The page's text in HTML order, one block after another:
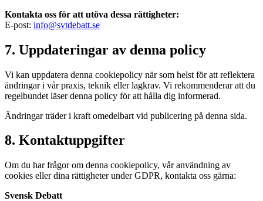
Kontakta oss för att utöva dessa rättigheter:
E-post: info@svtdebatt.se
7. Uppdateringar av denna policy
Vi kan uppdatera denna cookiepolicy när som helst för att reflektera
ändringar i vår praxis, teknik eller lagkrav. Vi rekommenderar att du
regelbundet läser denna policy för att hålla dig informerad.
Ändringar träder i kraft omedelbart vid publicering på denna sida.
8. Kontaktuppgifter
Om du har frågor om denna cookiepolicy, vår användning av
cookies eller dina rättigheter under GDPR, kontakta oss gärna:
Svensk Debatt